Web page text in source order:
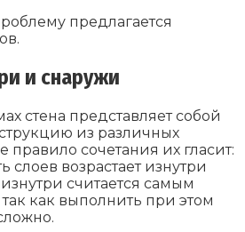
предлагается
и снаружи
стена представляет собой
из различных
правило сочетания их гласит:
слоев возрастает изнутри
считается самым
как выполнить при этом